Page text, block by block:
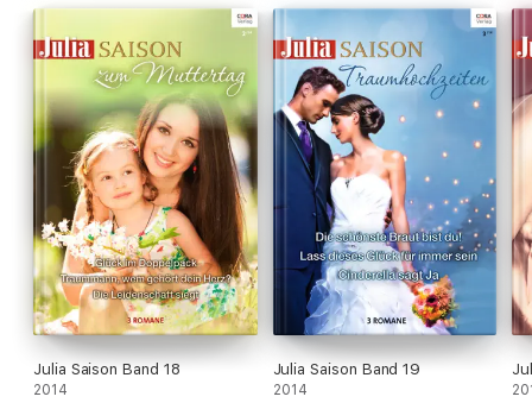
Julia Saison Band 18
2014
Julia Saison Band 19
2014